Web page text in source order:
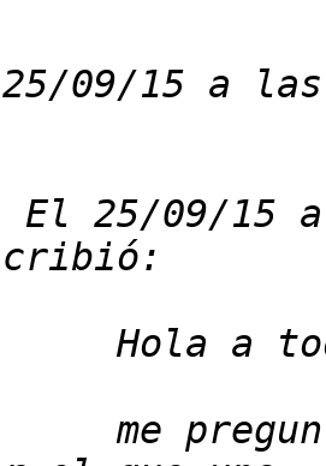
09/15 a
El 25/09/15
me